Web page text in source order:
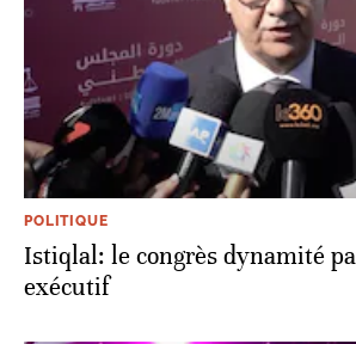
POLITIQUE
Istiqlal: le congrès dynamité
exécutif